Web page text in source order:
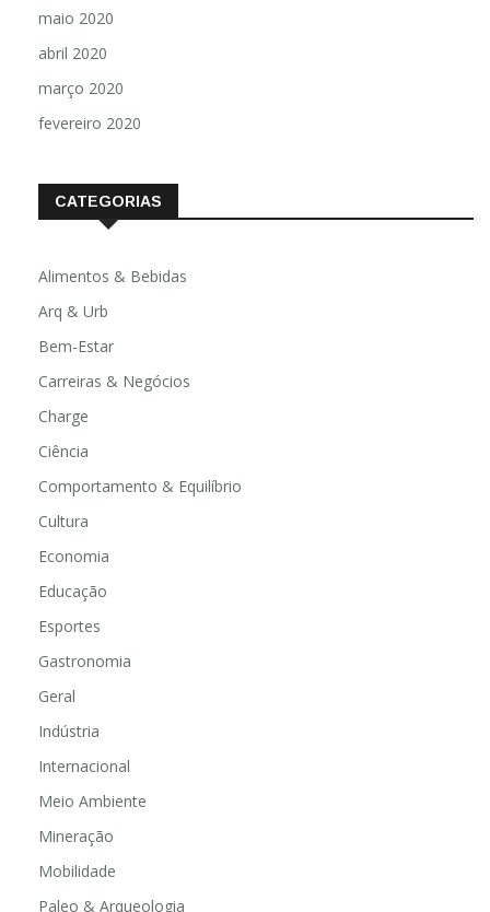
maio 2020
abril 2020
março 2020
fevereiro 2020
CATEGORIAS
Alimentos & Bebidas
Arq & Urb
Bem-Estar
Carreiras & Negócios
Charge
Ciência
Comportamento & Equilíbrio
Cultura
Economia
Educação
Esportes
Gastronomia
Geral
Indústria
Internacional
Meio Ambiente
Mineração
Mobilidade
Paleo & Arqueologia